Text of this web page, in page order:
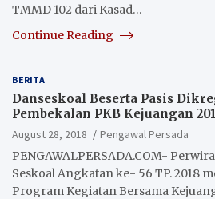
TMMD 102 dari Kasad…
Continue Reading
BERITA
Danseskoal Beserta Pasis
Pembekalan PKB Kejuangan
August 28, 2018
Pengawal Persada
PENGAWALPERSADA.COM-
Seskoal Angkatan ke- 56 TP. 2018
Program Kegiatan Bersama